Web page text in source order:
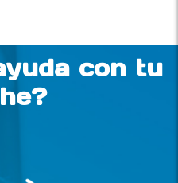
con tu